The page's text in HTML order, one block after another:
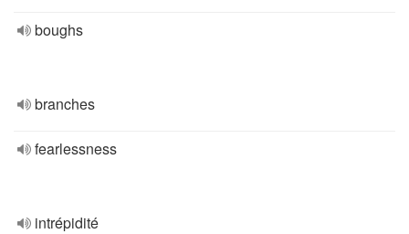
boughs
branches
fearlessness
intrépidité